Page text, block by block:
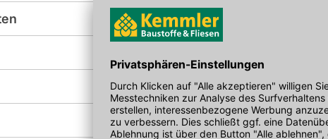
Durchmesser in mm: 19 mm
Länge in mm: 140 mm
EAN: 4055463028326